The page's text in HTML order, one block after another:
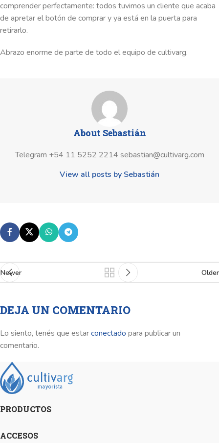
comprender perfectamente: todos tuvimos un cliente que acaba
de apretar el botón de comprar y ya está en la puerta para
retirarlo.
Abrazo enorme de parte de todo el equipo de cultivarg.
About Sebastián
Telegram +54 11 5252 2214 sebastian@cultivarg.com
View all posts by Sebastián
Newer Older
DEJA UN COMENTARIO
Lo siento, tenés que estarconectado para publicar un
comentario.
PRODUCTOS
ACCESOS